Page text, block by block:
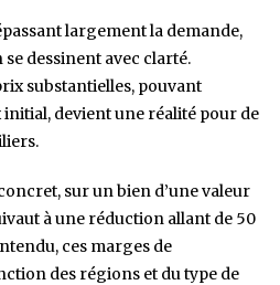
largement la demande,
dessinent avec clarté.
substantielles, pouvant
initial, devient une réalité pour de
sur un bien d’une valeur
à une réduction allant de 50
ces marges de
des régions et du type de